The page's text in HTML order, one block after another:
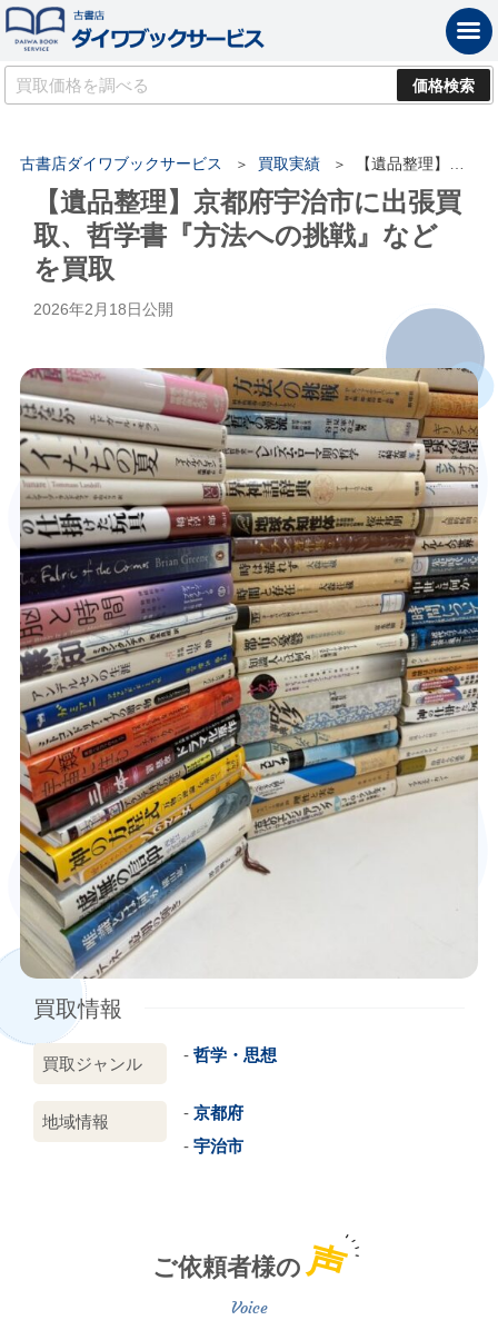
古書店ダイワブックサービス 買取実績 【遺品整理】京都府宇治市に出張買取、哲学書『方法への挑戦』などを買取
【遺品整理】京都府宇治市に出張買
取、哲学書『方法への挑戦』など
を買取
2026年2月18日公開
買取情報
買取ジャンル 哲学・思想
地域情報
京都府
宇治市
ご依頼者様の声